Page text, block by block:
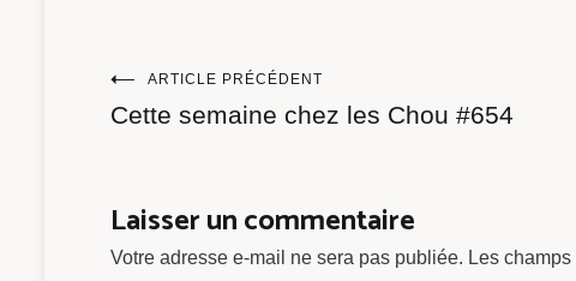
Navigation
l’article
ARTICLE PRÉCÉDENT
Cette semaine chez les Chou #654
Laisser un commentaire
Votre adresse e-mail ne sera pas publiée. Les